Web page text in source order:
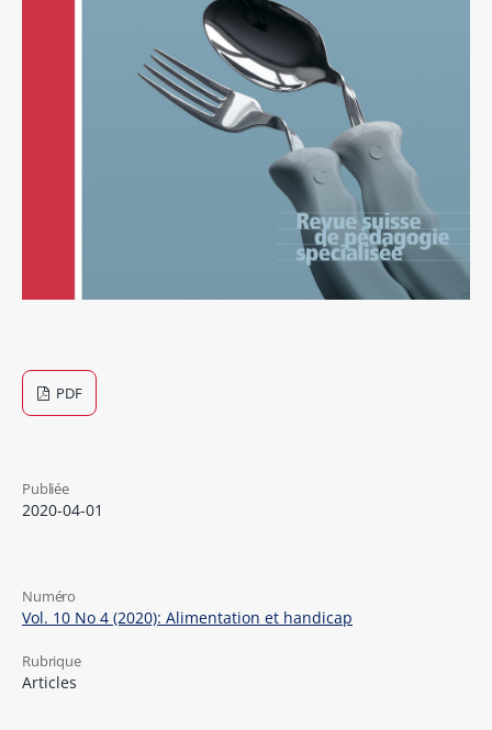
PDF
Publiée
2020-04-01
Numéro
Vol. 10 No 4 (2020): Alimentation et handicap
Rubrique
Articles